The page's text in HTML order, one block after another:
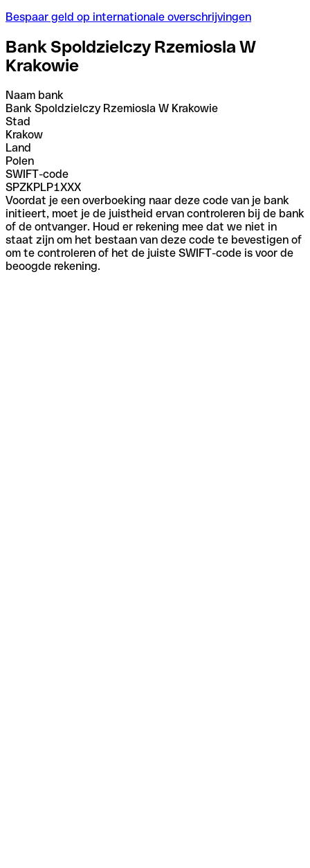
Bespaar geld op internationale overschrijvingen
Bank Spoldzielczy Rzemiosla W
Krakowie
Naam bank
Bank Spoldzielczy Rzemiosla W Krakowie
Stad
Krakow
Land
Polen
SWIFT-code
SPZKPLP1XXX
Voordat je een overboeking naar deze code van je bank
initieert, moet je de juistheid ervan controleren bij de bank
of de ontvanger. Houd er rekening mee dat we niet in
staat zijn om het bestaan van deze code te bevestigen of
om te controleren of het de juiste SWIFT-code is voor de
beoogde rekening.